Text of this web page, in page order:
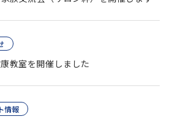
教室を開催しました
情報